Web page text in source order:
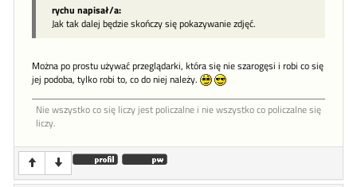
rychu napisał/a:
Jak tak dalej będzie skończy się pokazywanie zdjęć.
Można po prostu używać przeglądarki, która się nie szarogęsi i robi co się
jej podoba, tylko robi to, co do niej należy.
Nie wszystko co się liczy jest policzalne i nie wszystko co policzalne się
liczy.